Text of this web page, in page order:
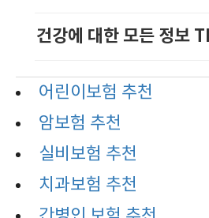
건강에 대한 모든 정보
어린이보험 추천
암보험 추천
실비보험 추천
치과보험 추천